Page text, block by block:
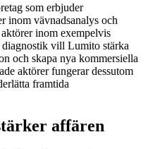
som erbjuder
inom vävnadsanalys och
inom exempelvis
vill Lumito stärka
och skapa nya kommersiella
aktörer fungerar dessutom
framtida
affären